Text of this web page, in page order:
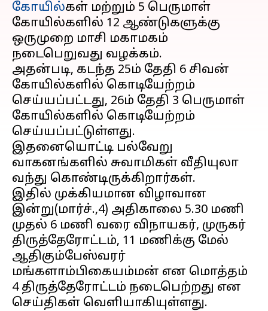
கோயில்கள் மற்றும் 5 பெருமாள்
கோயில்களில் 12 ஆண்டுகளுக்கு
ஒருமுறை மாசி மகாமகம்
நடைபெறுவது வழக்கம்.
அதன்படி, கடந்த 25ம் தேதி 6 சிவன்
கோயில்களில் கொடியேற்றம்
செய்யப்பட்டது, 26ம் தேதி 3 பெருமாள்
கோயில்களில் கொடியேற்றம்
செய்யப்பட்டுள்ளது.
இதனையொட்டி பல்வேறு
வாகனங்களில் சுவாமிகள் வீதியுலா
வந்து கொண்டிருக்கிறார்கள்.
இதில் முக்கியமான விழாவான
இன்று(மார்ச்.,4) அதிகாலை 5.30 மணி
முதல் 6 மணி வரை விநாயகர், முருகர்
திருத்தேரோட்டம், 11 மணிக்கு மேல்
ஆதிகும்பேஸ்வரர்
மங்களாம்பிகையம்மன் என மொத்தம்
4 திருத்தேரோட்டம் நடைபெற்றது என